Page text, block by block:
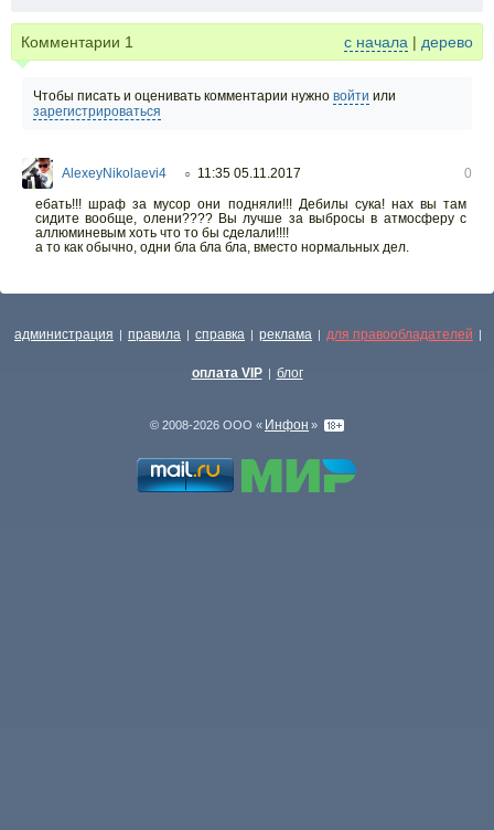
Комментарии 1 с начала | дерево
Чтобы писать и оценивать комментарии нужно войти или
зарегистрироваться
AlexeyNikolaevi4 ○ 11:35 05.11.2017
0
ебать!!! шраф за мусор они подняли!!! Дебилы сука! нах вы там
сидите вообще, олени???? Вы лучше за выбросы в атмосферу с
аллюминевым хоть что то бы сделали!!!!
а то как обычно, одни бла бла бла, вместо нормальных дел.
администрация | правила | справка | реклама | для правообладателей |
оплата VIP | блог
© 2008-2026 ООО « Инфон »